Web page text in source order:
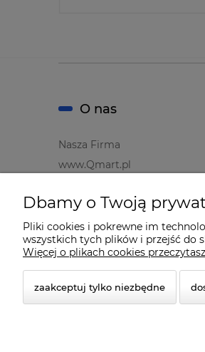
O nas
Nasza Firma
www.Qmart.pl
Dbamy o Twoją
Pliki cookies i pokrewne im
wszystkich tych plików i przejść do
Więcej o plikach cookies
zaakceptuj tylko niezbędne